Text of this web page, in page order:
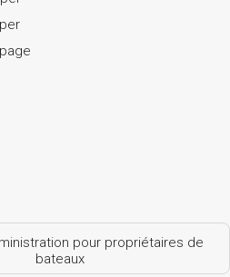
pour propriétaires de
bateaux